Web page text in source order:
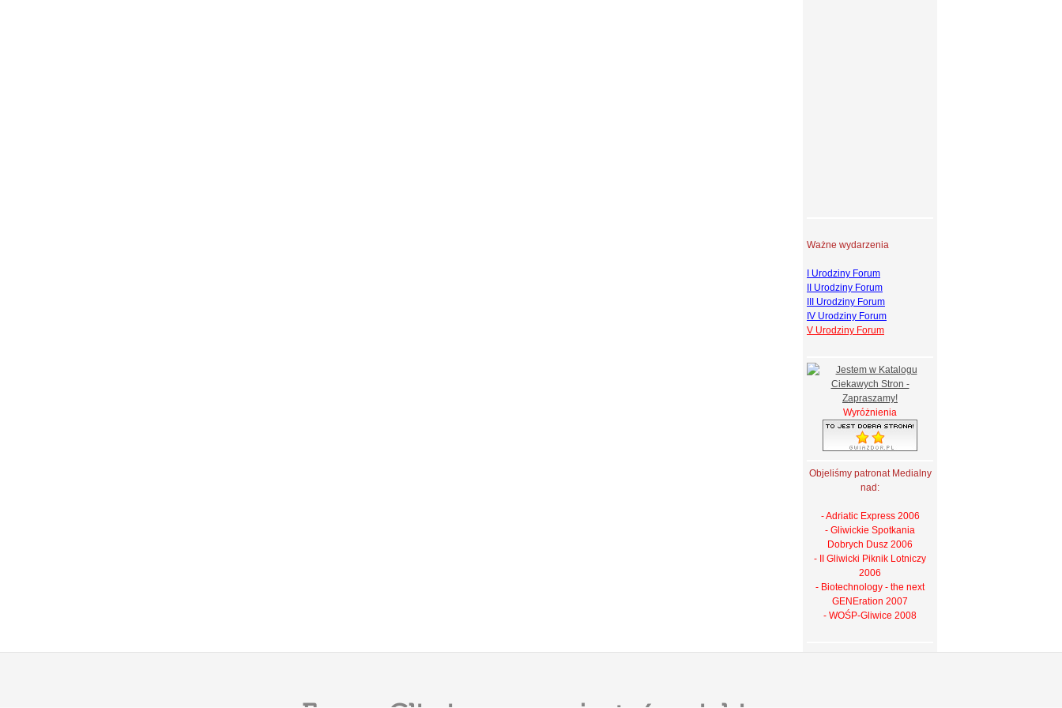
Ważne wydarzenia
I Urodziny Forum
II Urodziny Forum
III Urodziny Forum
IV Urodziny Forum
V Urodziny Forum
Wyróżnienia
Objeliśmy patronat Medialny
nad:
- Adriatic Express 2006
- Gliwickie Spotkania
Dobrych Dusz 2006
- II Gliwicki Piknik Lotniczy
2006
- Biotechnology - the next
GENEration 2007
- WOŚP-Gliwice 2008